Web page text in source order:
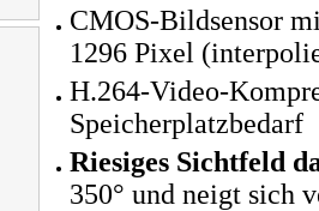
CMOS-Bildsensor
1296 Pixel
H.264-Video-
Speicherplatzbedarf
Riesiges Sichtfeld
350° und neigt sich